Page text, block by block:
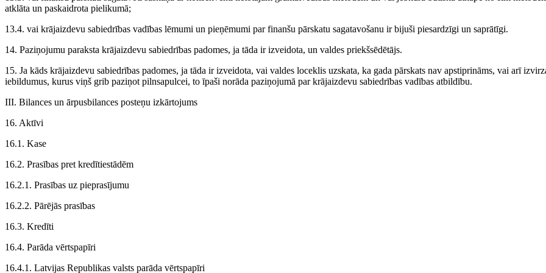
atklāta un paskaidrota pielikumā;
13.4. vai krājaizdevu sabiedrības vadības lēmumi un pieņēmumi par finanšu pārskatu sagatavošanu ir bijuši piesardzīgi un saprātīgi.
14. Paziņojumu paraksta krājaizdevu sabiedrības padomes, ja tāda ir izveidota, un valdes priekšsēdētājs.
15. Ja kāds krājaizdevu sabiedrības padomes, ja tāda ir izveidota, vai valdes loceklis uzskata, ka gada pārskats nav apstiprināms, vai arī
iebildumus, kurus viņš grib paziņot pilnsapulcei, to īpaši norāda paziņojumā par krājaizdevu sabiedrības vadības atbildību.
III. Bilances un ārpusbilances posteņu izkārtojums
16. Aktīvi
16.1. Kase
16.2. Prasības pret kredītiestādēm
16.2.1. Prasības uz pieprasījumu
16.2.2. Pārējās prasības
16.3. Kredīti
16.4. Parāda vērtspapīri
16.4.1. Latvijas Republikas valsts parāda vērtspapīri